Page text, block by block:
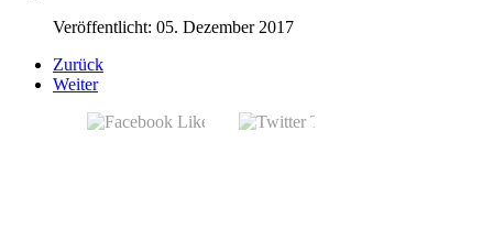
Veröffentlicht: 05. Dezember 2017
Zurück
Weiter